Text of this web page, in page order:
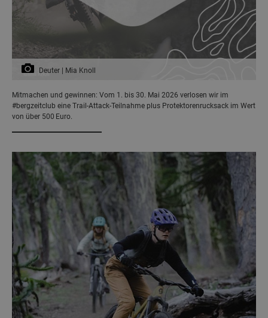
Deuter | Mia Knoll
Mitmachen und gewinnen: Vom 1. bis 30. Mai 2026 verlosen wir im
#bergzeitclub eine Trail‑Attack‑Teilnahme plus Protektorenrucksack im Wert
von über 500 Euro.